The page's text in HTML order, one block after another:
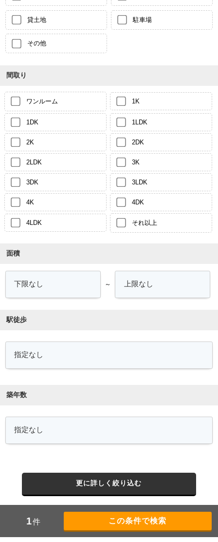
貸土地 駐車場
その他
間取り
ワンルーム 1K
1DK 1LDK
2K 2DK
2LDK 3K
3DK 3LDK
4K 4DK
4LDK それ以上
面積
～
駅徒歩
築年数
更に詳しく絞り込む
1件